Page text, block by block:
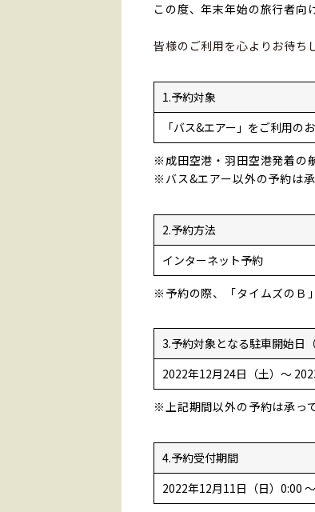
この度、年末年始の旅行者向
皆様のご利用を心よりお待ち
1.予約対象
「バス&エアー」をご利用の
※成田空港・羽田空港発着の
※バス&エアー以外の予約は承
2.予約方法
インターネット予約
※予約の際、「タイムズのＢ
3.予約対象となる駐車開始日（
2022年12月24日（土）～
※上記期間以外の予約は承っ
4.予約受付期間
2022年12月11日（日）0:00